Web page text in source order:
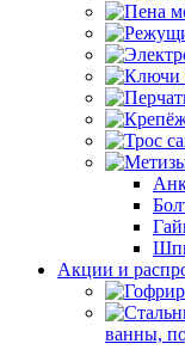
Акции и
ванны,